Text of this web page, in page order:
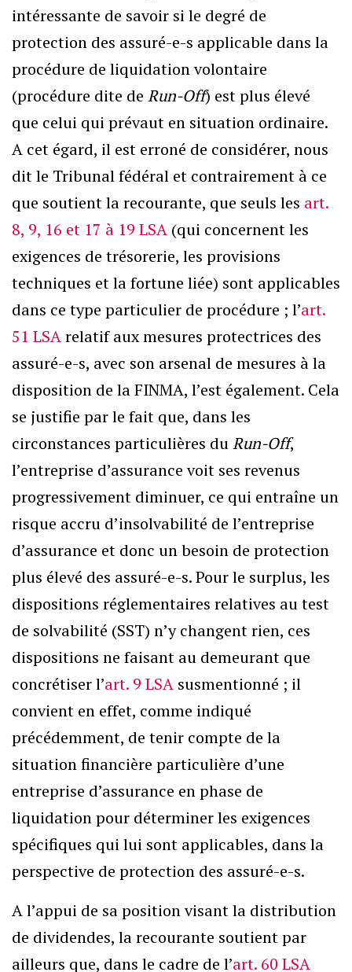
intéressante de savoir si le degré de
protection des assuré-e-s applicable dans la
procédure de liquidation volontaire
(procédure dite de Run-Off) est plus élevé
que celui qui prévaut en situation ordinaire.
A cet égard, il est erroné de considérer, nous
dit le Tribunal fédéral et contrairement à ce
que soutient la recourante, que seuls les art.
8, 9, 16 et 17 à 19 LSA (qui concernent les
exigences de trésorerie, les provisions
techniques et la fortune liée) sont applicables
dans ce type particulier de procédure ; l’art.
51 LSArelatif aux mesures protectrices des
assuré-e-s, avec son arsenal de mesures à la
disposition de la FINMA, l’est également. Cela
se justifie par le fait que, dans les
circonstances particulières duRun-Off,
l’entreprise d’assurance voit ses revenus
progressivement diminuer, ce qui entraîne un
risque accru d’insolvabilité de l’entreprise
d’assurance et donc un besoin de protection
plus élevé des assuré-e-s. Pour le surplus, les
dispositions réglementaires relatives au test
de solvabilité (SST) n’y changent rien, ces
dispositions ne faisant au demeurant que
concrétiser l’art. 9 LSA susmentionné ; il
convient en effet, comme indiqué
précédemment, de tenir compte de la
situation financière particulière d’une
entreprise d’assurance en phase de
liquidation pour déterminer les exigences
spécifiques qui lui sont applicables, dans la
perspective de protection des assuré-e-s.
A l’appui de sa position visant la distribution
de dividendes, la recourante soutient par
ailleurs que, dans le cadre de l’art. 60 LSA